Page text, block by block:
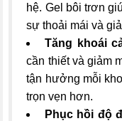
hệ. Gel bôi trơn
sự thoải mái và
Tăng khoái
cần thiết và giảm
tận hưởng mỗi
trọn vẹn hơn.
Phục hồi độ